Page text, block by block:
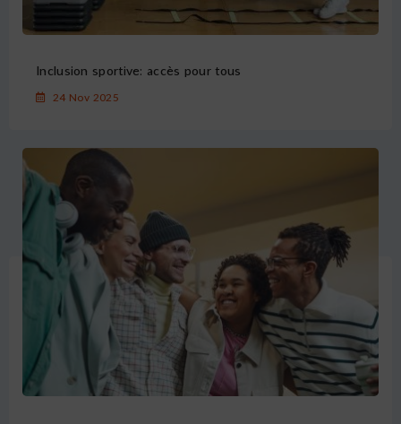
Inclusion sportive: accès pour tous
24 Nov 2025